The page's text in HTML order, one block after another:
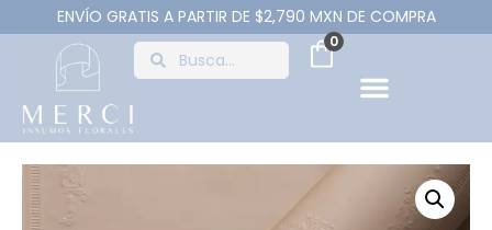
ENVÍO GRATIS A PARTIR DE $2,790 MXN DE COMPRA
0